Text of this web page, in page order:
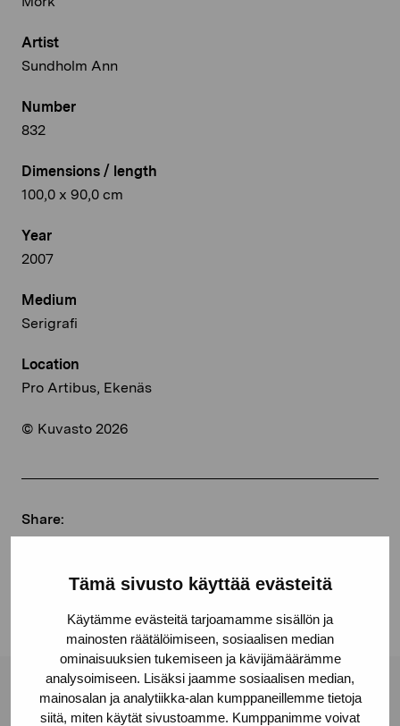
Tämä sivusto käyttää evästeitä
Käytämme evästeitä tarjoamamme sisällön ja
mainosten räätälöimiseen, sosiaalisen median
ominaisuuksien tukemiseen ja kävijämäärämme
analysoimiseen. Lisäksi jaamme sosiaalisen median,
mainosalan ja analytiikka-alan kumppaneillemme tietoja
siitä, miten käytät sivustoamme. Kumppanimme voivat
Artist
Sundholm Ann
Number
832
Dimensions / length
100,0 x 90,0 cm
Year
2007
Medium
Serigrafi
Location
Pro Artibus, Ekenäs
© Kuvasto 2026
Share:
Linkedin
Pro Artibus Foundation